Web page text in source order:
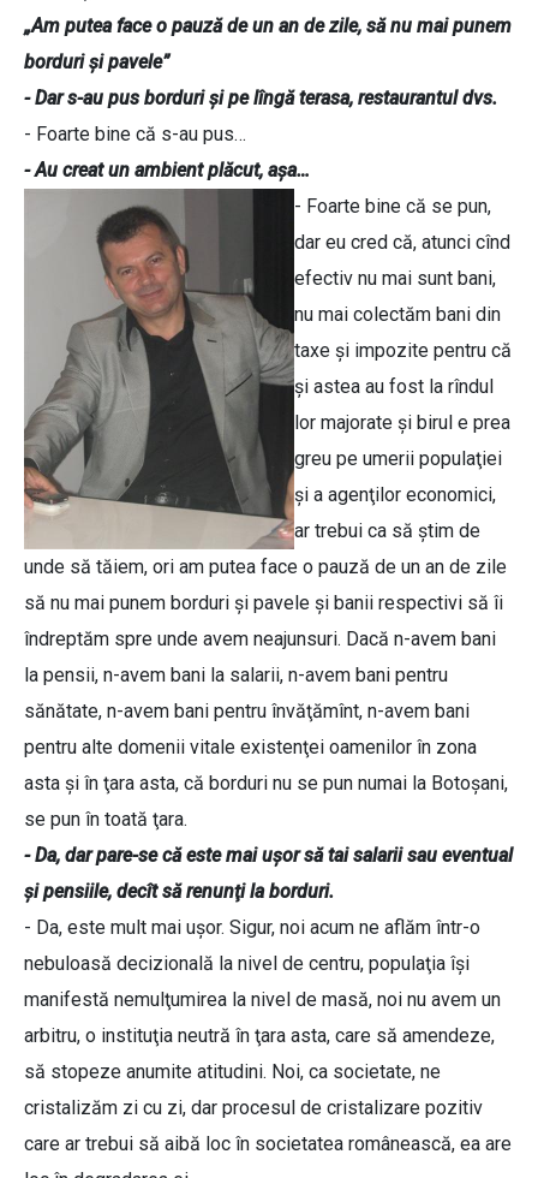
„Am putea face o pauză de un an de zile, să nu mai punem
borduri şi pavele”
- Dar s-au pus borduri şi pe lîngă terasa, restaurantul dvs.
- Foarte bine că s-au pus…
- Au creat un ambient plăcut, aşa…
- Foarte bine că se pun,
dar eu cred că, atunci cînd
efectiv nu mai sunt bani,
nu mai colectăm bani din
taxe şi impozite pentru că
şi astea au fost la rîndul
lor majorate şi birul e prea
greu pe umerii populaţiei
şi a agenţilor economici,
ar trebui ca să ştim de
unde să tăiem, ori am putea face o pauză de un an de zile
să nu mai punem borduri şi pavele şi banii respectivi să îi
îndreptăm spre unde avem neajunsuri. Dacă n-avem bani
la pensii, n-avem bani la salarii, n-avem bani pentru
sănătate, n-avem bani pentru învăţămînt, n-avem bani
pentru alte domenii vitale existenţei oamenilor în zona
asta şi în ţara asta, că borduri nu se pun numai la Botoşani,
se pun în toată ţara.
- Da, dar pare-se că este mai uşor să tai salarii sau eventual
şi pensiile, decît să renunţi la borduri.
- Da, este mult mai uşor. Sigur, noi acum ne aflăm într-o
nebuloasă decizională la nivel de centru, populaţia îşi
manifestă nemulţumirea la nivel de masă, noi nu avem un
arbitru, o instituţia neutră în ţara asta, care să amendeze,
să stopeze anumite atitudini. Noi, ca societate, ne
cristalizăm zi cu zi, dar procesul de cristalizare pozitiv
care ar trebui să aibă loc în societatea românească, ea are